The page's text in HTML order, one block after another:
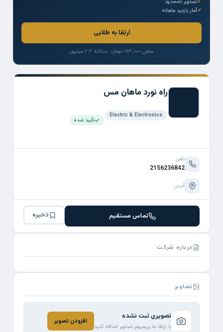
راه نورد ماهان مس
Electric & Electronics
تأیید شده
تلفن
2156236842
آدرس
تماس مستقیم ذخیره
درباره شرکت
تصاویر
تصویری ثبت نشده
با ارتقا به پریمیوم تصاویر اضافه کنید
افزودن تصویر
تصاویر نامحدود
آمار بازدید ماهانه
ارتقا به طلایی
ماهی ۱۸۳,۰۰۰ تومان · سالانه ۲.۲ میلیون